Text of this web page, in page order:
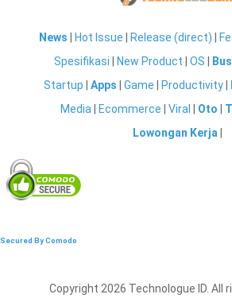
News Hot Issue Release (direct)
Spesifikasi
New Product |OS
Startup |Apps |Game Productivity
Media
Ecommerce |Viral Oto
Lowongan Kerja
Secured By Comodo
Copyright 2026 Technologue ID. All